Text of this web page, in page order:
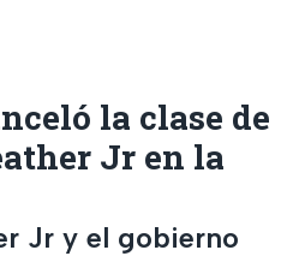
la clase de
Jr en la
Jr y el gobierno